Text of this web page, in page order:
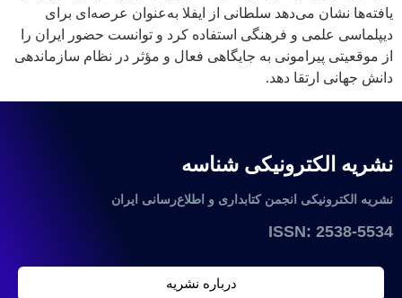
یافته‌ها نشان می‌دهد سلطانی از ایفلا به‌عنوان عرصه‌ای برای
دیپلماسی علمی و فرهنگی استفاده کرد و توانست حضور ایران را
از موقعیتی پیرامونی به جایگاهی فعال و مؤثر در نظام سازماندهی
دانش جهانی ارتقا دهد.
نشریه الکترونیکی شناسه
نشریه الکترونیکی انجمن کتابداری و اطلاع‌رسانی ایران
ISSN: 2538-5534
درباره نشریه